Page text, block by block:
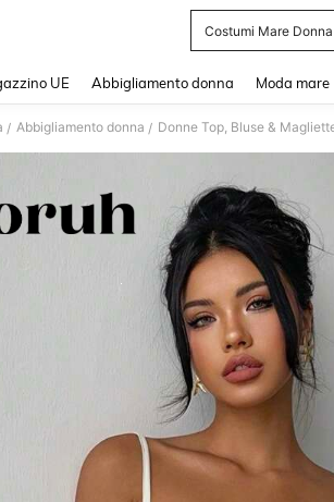
Costumi Mare Donna
UE Abbigliamento donna Moda mare
/ Abbigliamento donna / Donne Top, Bluse &